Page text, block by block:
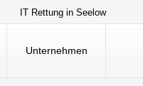
IT Rettung in Seelow
Unternehmen